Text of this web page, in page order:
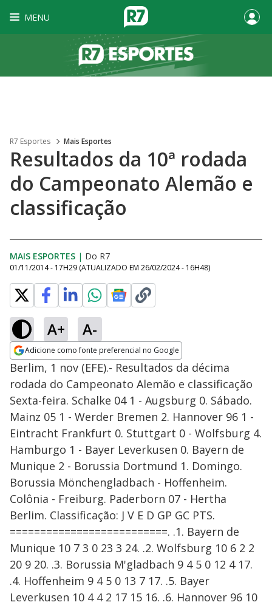
MENU
R7 Esportes Mais Esportes
Resultados da 10ª rodada
do Campeonato Alemão e
classificação
MAIS ESPORTES | Do R7
01/11/2014 - 17H29 (ATUALIZADO EM 26/02/2024 - 16H48)
A+ A-
Adicione como fonte preferencial no Google
Opens in new window
Berlim, 1 nov (EFE).- Resultados da décima
rodada do Campeonato Alemão e classificação
Sexta-feira. Schalke 04 1 - Augsburg 0. Sábado.
Mainz 05 1 - Werder Bremen 2. Hannover 96 1 -
Eintracht Frankfurt 0. Stuttgart 0 - Wolfsburg 4.
Hamburgo 1 - Bayer Leverkusen 0. Bayern de
Munique 2 - Borussia Dortmund 1. Domingo.
Borussia Mönchengladbach - Hoffenheim.
Colônia - Freiburg. Paderborn 07 - Hertha
Berlim. Classificação: J V E D GP GC PTS.
==========================. .1. Bayern de
Munique 10 7 3 0 23 3 24. .2. Wolfsburg 10 6 2 2
20 9 20. .3. Borussia M'gladbach 9 4 5 0 12 4 17.
.4. Hoffenheim 9 4 5 0 13 7 17. .5. Bayer
Leverkusen 10 4 4 2 17 15 16. .6. Hannover 96 10